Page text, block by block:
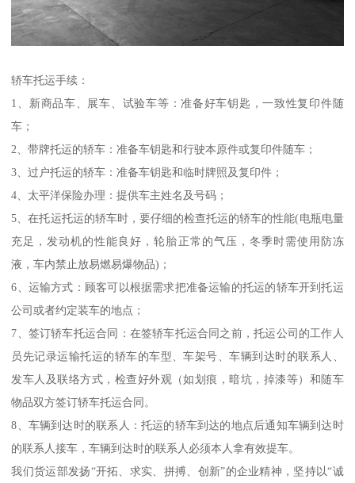
轿车托运手续：
1、新商品车、展车、试验车等：准备好车钥匙，一致性复印件随
车；
2、带牌托运的轿车：准备车钥匙和行驶本原件或复印件随车；
3、过户托运的轿车：准备车钥匙和临时牌照及复印件；
4、太平洋保险办理：提供车主姓名及号码；
5、在托运托运的轿车时，要仔细的检查托运的轿车的性能(电瓶电量
充足，发动机的性能良好，轮胎正常的气压，冬季时需使用防冻
液，车内禁止放易燃易爆物品)；
6、运输方式：顾客可以根据需求把准备运输的托运的轿车开到托运
公司或者约定装车的地点；
7、签订轿车托运合同：在签轿车托运合同之前，托运公司的工作人
员先记录运输托运的轿车的车型、车架号、车辆到达时的联系人、
发车人及联络方式，检查好外观（如划痕，暗坑，掉漆等）和随车
物品双方签订轿车托运合同。
8、车辆到达时的联系人：托运的轿车到达的地点后通知车辆到达时
的联系人接车，车辆到达时的联系人必须本人拿有效提车。
我们货运部发扬“开拓、求实、拼搏、创新”的企业精神，坚持以“诚